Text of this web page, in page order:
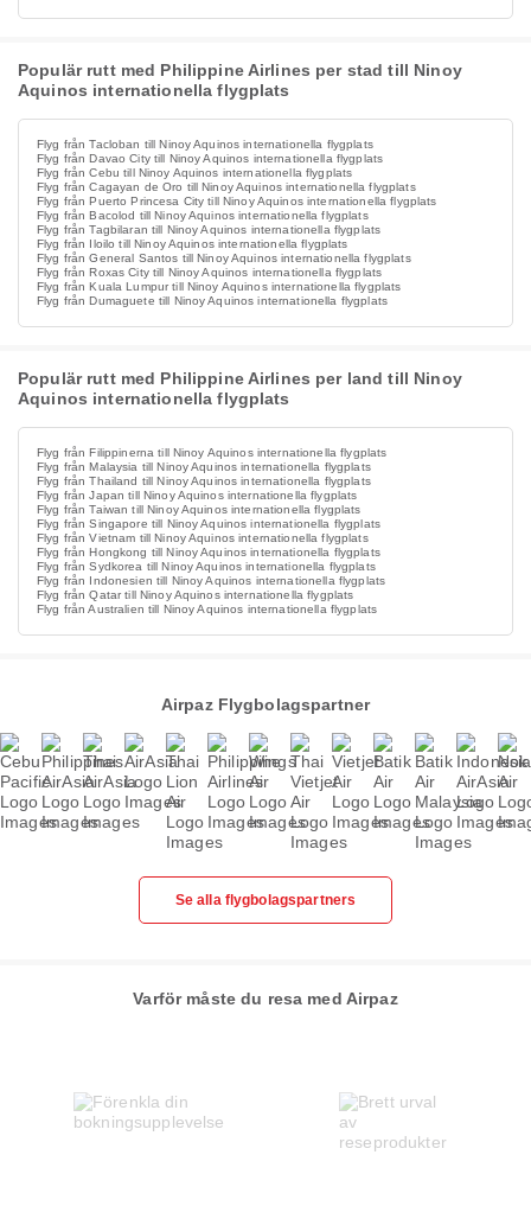
Populär rutt med Philippine Airlines per stad till Ninoy
Aquinos internationella flygplats
Flyg från Tacloban till Ninoy Aquinos internationella flygplats
Flyg från Davao City till Ninoy Aquinos internationella flygplats
Flyg från Cebu till Ninoy Aquinos internationella flygplats
Flyg från Cagayan de Oro till Ninoy Aquinos internationella flygplats
Flyg från Puerto Princesa City till Ninoy Aquinos internationella flygplats
Flyg från Bacolod till Ninoy Aquinos internationella flygplats
Flyg från Tagbilaran till Ninoy Aquinos internationella flygplats
Flyg från Iloilo till Ninoy Aquinos internationella flygplats
Flyg från General Santos till Ninoy Aquinos internationella flygplats
Flyg från Roxas City till Ninoy Aquinos internationella flygplats
Flyg från Kuala Lumpur till Ninoy Aquinos internationella flygplats
Flyg från Dumaguete till Ninoy Aquinos internationella flygplats
Populär rutt med Philippine Airlines per land till Ninoy
Aquinos internationella flygplats
Flyg från Filippinerna till Ninoy Aquinos internationella flygplats
Flyg från Malaysia till Ninoy Aquinos internationella flygplats
Flyg från Thailand till Ninoy Aquinos internationella flygplats
Flyg från Japan till Ninoy Aquinos internationella flygplats
Flyg från Taiwan till Ninoy Aquinos internationella flygplats
Flyg från Singapore till Ninoy Aquinos internationella flygplats
Flyg från Vietnam till Ninoy Aquinos internationella flygplats
Flyg från Hongkong till Ninoy Aquinos internationella flygplats
Flyg från Sydkorea till Ninoy Aquinos internationella flygplats
Flyg från Indonesien till Ninoy Aquinos internationella flygplats
Flyg från Qatar till Ninoy Aquinos internationella flygplats
Flyg från Australien till Ninoy Aquinos internationella flygplats
Airpaz Flygbolagspartner
Se alla flygbolagspartners
Varför måste du resa med Airpaz